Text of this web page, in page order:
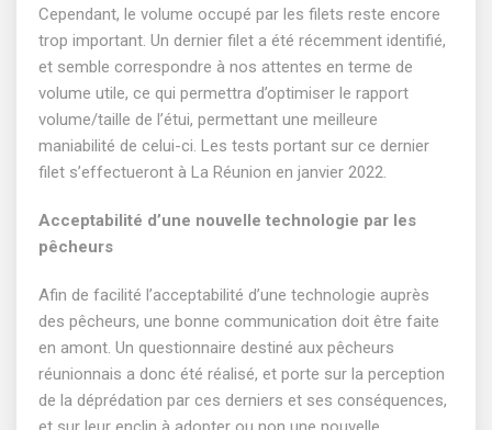
Cependant, le volume occupé par les filets reste encore
trop important. Un dernier filet a été récemment identifié,
et semble correspondre à nos attentes en terme de
volume utile, ce qui permettra d’optimiser le rapport
volume/taille de l’étui, permettant une meilleure
maniabilité de celui-ci. Les tests portant sur ce dernier
filet s’effectueront à La Réunion en janvier 2022.
Acceptabilité d’une nouvelle technologie par les
pêcheurs
Afin de facilité l’acceptabilité d’une technologie auprès
des pêcheurs, une bonne communication doit être faite
en amont. Un questionnaire destiné aux pêcheurs
réunionnais a donc été réalisé, et porte sur la perception
de la déprédation par ces derniers et ses conséquences,